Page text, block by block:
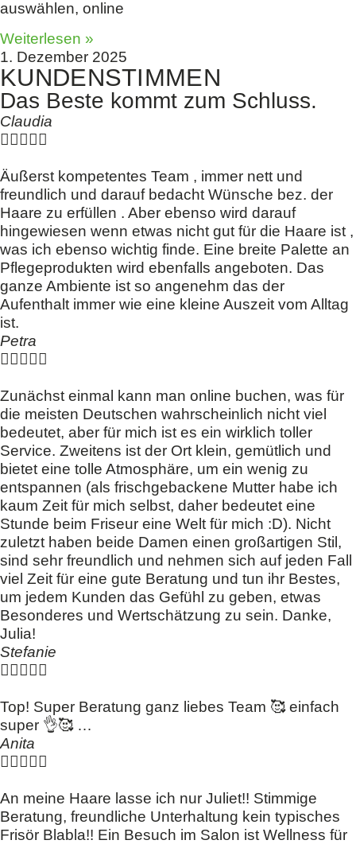
auswählen, online
Weiterlesen »
1. Dezember 2025
KUNDENSTIMMEN
Das Beste kommt zum Schluss.
Claudia
    
Äußerst kompetentes Team , immer nett und
freundlich und darauf bedacht Wünsche bez. der
Haare zu erfüllen . Aber ebenso wird darauf
hingewiesen wenn etwas nicht gut für die Haare ist ,
was ich ebenso wichtig finde. Eine breite Palette an
Pflegeprodukten wird ebenfalls angeboten. Das
ganze Ambiente ist so angenehm das der
Aufenthalt immer wie eine kleine Auszeit vom Alltag
ist.
Petra
    
Zunächst einmal kann man online buchen, was für
die meisten Deutschen wahrscheinlich nicht viel
bedeutet, aber für mich ist es ein wirklich toller
Service. Zweitens ist der Ort klein, gemütlich und
bietet eine tolle Atmosphäre, um ein wenig zu
entspannen (als frischgebackene Mutter habe ich
kaum Zeit für mich selbst, daher bedeutet eine
Stunde beim Friseur eine Welt für mich :D). Nicht
zuletzt haben beide Damen einen großartigen Stil,
sind sehr freundlich und nehmen sich auf jeden Fall
viel Zeit für eine gute Beratung und tun ihr Bestes,
um jedem Kunden das Gefühl zu geben, etwas
Besonderes und Wertschätzung zu sein. Danke,
Julia!
Stefanie
    
Top! Super Beratung ganz liebes Team 🥰 einfach
super 👌🥰 …
Anita
    
An meine Haare lasse ich nur Juliet!! Stimmige
Beratung, freundliche Unterhaltung kein typisches
Frisör Blabla!! Ein Besuch im Salon ist Wellness für